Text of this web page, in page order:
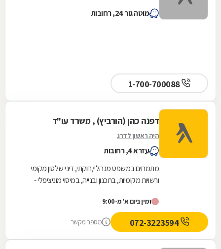
מוטה גור 24, רחובות
1-700-700088
דפנה כהן (הורביץ) , משרד עו"ד
היה ראשון לדרג
עזרא 4, רחובות
מתמחים במשפט מנהלי/חוקתי, דיני שלטון מקומי
ורשויות מקומיות, בתכנון ובנייה, במיסוי מוניציפלי -
זמין ביום א' מ-9:00
072-3223594 מספר מקשר